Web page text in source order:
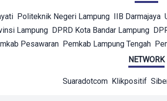
Politeknik Negeri Lampung IIB Darmajaya
Lampung DPRD Kota Bandar Lampung
Pesawaran Pemkab Lampung Tengah
NETWORK
Suaradotcom Klikpositif